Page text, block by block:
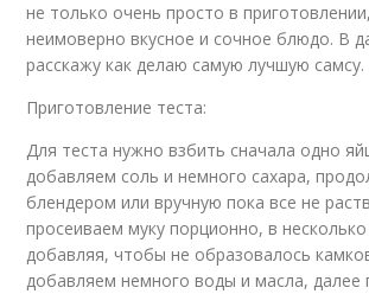
не только очень просто в
неимоверно вкусное и сочное блюдо. В
расскажу как делаю самую лучшую самсу.
Приготовление теста:
Для теста нужно взбить сначала одно
добавляем соль и немного сахара,
блендером или вручную пока все не
просеиваем муку порционно, в
добавляя, чтобы не образовалось
добавляем немного воды и масла,